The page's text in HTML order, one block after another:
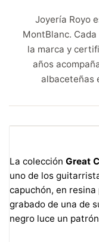
Joyería Royo
MontBlanc.
la marca y
años
albaceteñas
La colección Great
uno de los
capuchón, en
grabado de una de
negro luce un